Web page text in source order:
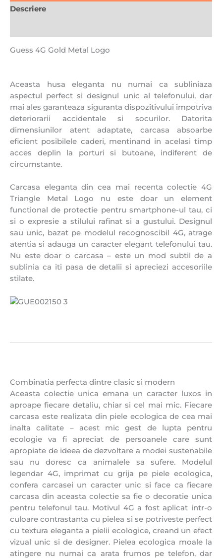
Descriere
Guess 4G Gold Metal Logo
Aceasta husa eleganta nu numai ca subliniaza
aspectul perfect si designul unic al telefonului, dar
mai ales garanteaza siguranta dispozitivului impotriva
deteriorarii accidentale si socurilor. Datorita
dimensiunilor atent adaptate, carcasa absoarbe
eficient posibilele caderi, mentinand in acelasi timp
acces deplin la porturi si butoane, indiferent de
circumstante.
Carcasa eleganta din cea mai recenta colectie 4G
Triangle Metal Logo nu este doar un element
functional de protectie pentru smartphone-ul tau, ci
si o expresie a stilului rafinat si a gustului. Designul
sau unic, bazat pe modelul recognoscibil 4G, atrage
atentia si adauga un caracter elegant telefonului tau.
Nu este doar o carcasa – este un mod subtil de a
sublinia ca iti pasa de detalii si apreciezi accesoriile
stilate.
Combinatia perfecta dintre clasic si modern
Aceasta colectie unica emana un caracter luxos in
aproape fiecare detaliu, chiar si cel mai mic. Fiecare
carcasa este realizata din piele ecologica de cea mai
inalta calitate – acest mic gest de lupta pentru
ecologie va fi apreciat de persoanele care sunt
apropiate de ideea de dezvoltare a modei sustenabile
sau nu doresc ca animalele sa sufere. Modelul
legendar 4G, imprimat cu grija pe piele ecologica,
confera carcasei un caracter unic si face ca fiecare
carcasa din aceasta colectie sa fie o decoratie unica
pentru telefonul tau. Motivul 4G a fost aplicat intr-o
culoare contrastanta cu pielea si se potriveste perfect
cu textura eleganta a pielii ecologice, creand un efect
vizual unic si de designer. Pielea ecologica moale la
atingere nu numai ca arata frumos pe telefon, dar